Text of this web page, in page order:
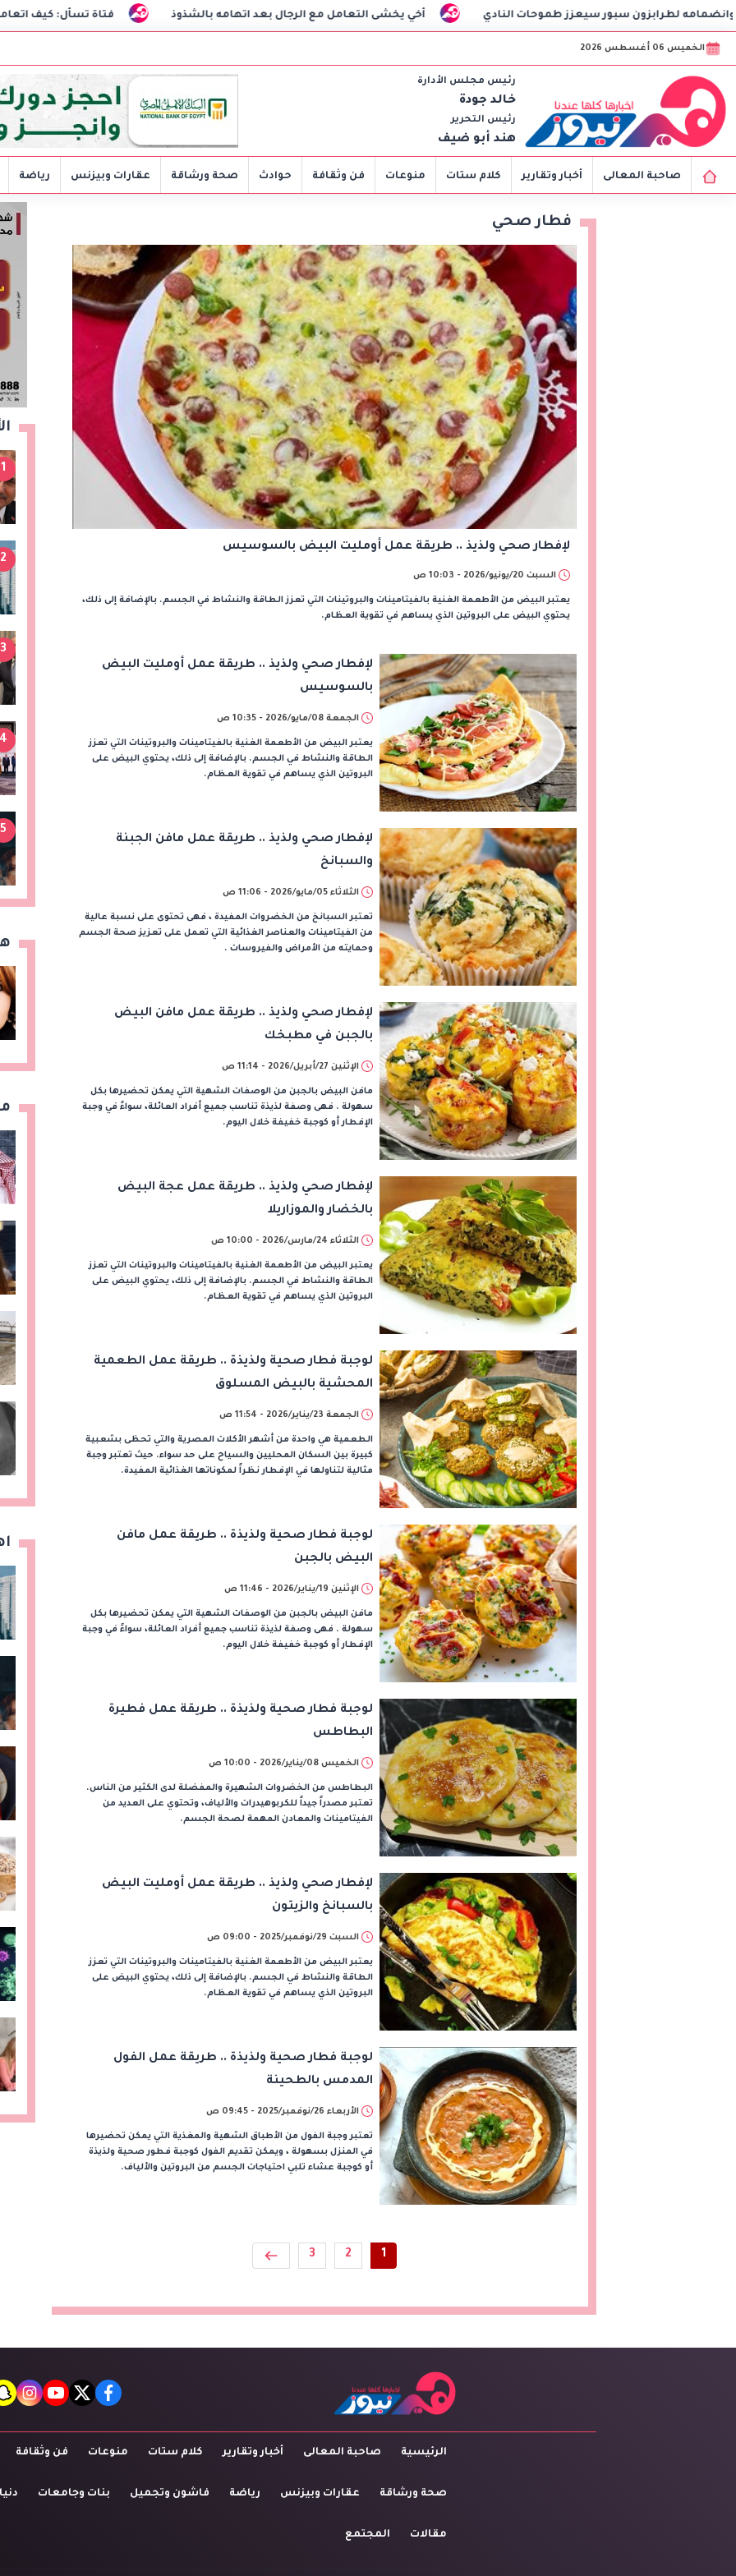
فتاة تسأل: كيف اتعامل مع خطيبي الشكاك؟ أخي يخشى التعامل مع الرجال بعد اتهامه بالشذوذ سيعزز طموحات النادي
الخميس 06 أغسطس 2026
رئيس مجلس الأدارة
خالد جودة
رئيس التحرير
هند أبو ضيف
صاحبة المعالى أخبار وتقارير كلام ستات منوعات فن وثقافة حوادث صحة ورشاقة عقارات وبيزنس رياضة
فطار صحي
لإفطار صحي ولذيذ .. طريقة عمل أومليت البيض بالسوسيس
السبت 20/يونيو/2026 - 10:03 ص
يعتبر البيض من الأطعمة الغنية بالفيتامينات والبروتينات التي تعزز الطاقة والنشاط في الجسم. بالإضافة إلى ذلك،
يحتوي البيض على البروتين الذي يساهم في تقوية العظام.
لإفطار صحي ولذيذ .. طريقة عمل أومليت البيض
بالسوسيس
الجمعة 08/مايو/2026 - 10:35 ص
يعتبر البيض من الأطعمة الغنية بالفيتامينات والبروتينات التي تعزز
الطاقة والنشاط في الجسم. بالإضافة إلى ذلك، يحتوي البيض على
البروتين الذي يساهم في تقوية العظام.
لإفطار صحي ولذيذ .. طريقة عمل مافن الجبنة
والسبانخ
الثلاثاء 05/مايو/2026 - 11:06 ص
تعتبر السبانخ من الخضروات المفيدة ، فهى تحتوى على نسبة عالية
من الفيتامينات والعناصر الغذائية التي تعمل على تعزيز صحة الجسم
وحمايته من الأمراض والفيروسات .
لإفطار صحي ولذيذ .. طريقة عمل مافن البيض
بالجبن في مطبخك
الإثنين 27/أبريل/2026 - 11:14 ص
مافن البيض بالجبن من الوصفات الشهية التي يمكن تحضيرها بكل
سهولة . فهى وصفة لذيذة تناسب جميع أفراد العائلة، سواءً في وجبة
الإفطار أو كوجبة خفيفة خلال اليوم.
لإفطار صحي ولذيذ .. طريقة عمل عجة البيض
بالخضار والموزاريلا
الثلاثاء 24/مارس/2026 - 10:00 ص
يعتبر البيض من الأطعمة الغنية بالفيتامينات والبروتينات التي تعزز
الطاقة والنشاط في الجسم. بالإضافة إلى ذلك، يحتوي البيض على
البروتين الذي يساهم في تقوية العظام.
لوجبة فطار صحية ولذيذة .. طريقة عمل الطعمية
المحشية بالبيض المسلوق
الجمعة 23/يناير/2026 - 11:54 ص
الطعمية هي واحدة من أشهر الأكلات المصرية والتي تحظى بشعبية
كبيرة بين السكان المحليين والسياح على حد سواء. حيث تعتبر وجبة
مثالية لتناولها في الإفطار نظراً لمكوناتها الغذائية المفيدة.
لوجبة فطار صحية ولذيذة .. طريقة عمل مافن
البيض بالجبن
الإثنين 19/يناير/2026 - 11:46 ص
مافن البيض بالجبن من الوصفات الشهية التي يمكن تحضيرها بكل
سهولة . فهى وصفة لذيذة تناسب جميع أفراد العائلة، سواءً في وجبة
الإفطار أو كوجبة خفيفة خلال اليوم.
لوجبة فطار صحية ولذيذة .. طريقة عمل فطيرة
البطاطس
الخميس 08/يناير/2026 - 10:00 ص
البطاطس من الخضروات الشهيرة والمفضلة لدى الكثير من الناس.
تعتبر مصدراً جيداً للكربوهيدرات والألياف، وتحتوي على العديد من
الفيتامينات والمعادن المهمة لصحة الجسم.
لإفطار صحي ولذيذ .. طريقة عمل أومليت البيض
بالسبانخ والزيتون
السبت 29/نوفمبر/2025 - 09:00 ص
يعتبر البيض من الأطعمة الغنية بالفيتامينات والبروتينات التي تعزز
الطاقة والنشاط في الجسم. بالإضافة إلى ذلك، يحتوي البيض على
البروتين الذي يساهم في تقوية العظام.
لوجبة فطار صحية ولذيذة .. طريقة عمل الفول
المدمس بالطحينة
الأربعاء 26/نوفمبر/2025 - 09:45 ص
تعتبر وجبة الفول من الأطباق الشهية والمغذية التي يمكن تحضيرها
في المنزل بسهولة ، ويمكن تقديم الفول كوجبة فطور صحية ولذيذة
أو كوجبة عشاء تلبي احتياجات الجسم من البروتين والألياف.
1
2
3
1
2
3
4
5
facebook
twitter
youtube
الرئيسية صاحبة المعالى أخبار وتقارير كلام ستات منوعات فن وثقافة
صحة ورشاقة عقارات وبيزنس رياضة فاشون وتجميل بنات وجامعات
مقالات المجتمع